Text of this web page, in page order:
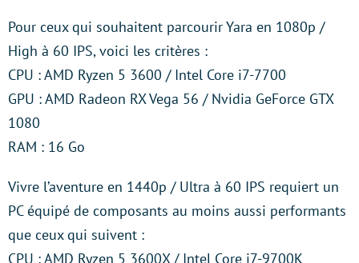
Pour ceux qui souhaitent parcourir Yara en 1080p /
High à 60 IPS, voici les critères :
CPU : AMD Ryzen 5 3600 / Intel Core i7-7700
GPU : AMD Radeon RX Vega 56 / Nvidia GeForce GTX
1080
RAM : 16 Go
Vivre l’aventure en 1440p / Ultra à 60 IPS requiert un
PC équipé de composants au moins aussi performants
que ceux qui suivent :
CPU : AMD Ryzen 5 3600X / Intel Core i7-9700K